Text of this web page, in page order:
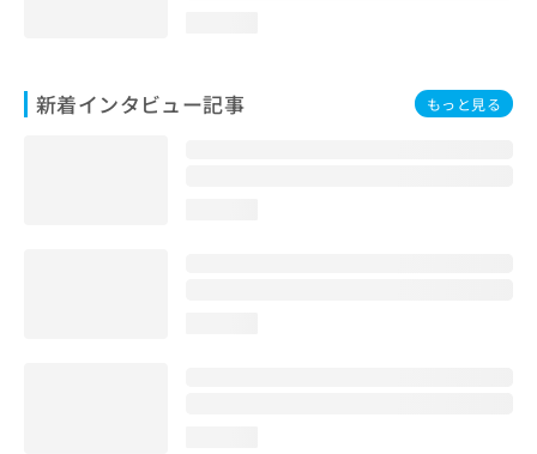
新着インタビュー記事 もっと見る